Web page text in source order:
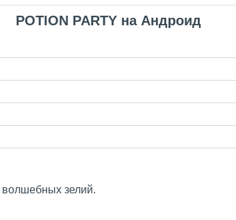
POTION PARTY на Андроид
волшебных зелий.